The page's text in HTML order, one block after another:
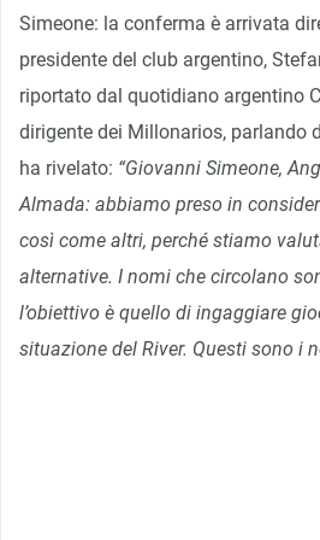
Simeone: la conferma è arrivata
presidente del club argentino,
riportato dal quotidiano argentino
dirigente dei Millonarios, parlando
ha rivelato: “Giovanni Simeone,
Almada: abbiamo preso in
così come altri, perché stiamo
alternative. I nomi che circolano
l’obiettivo è quello di ingaggiare
situazione del River. Questi sono i